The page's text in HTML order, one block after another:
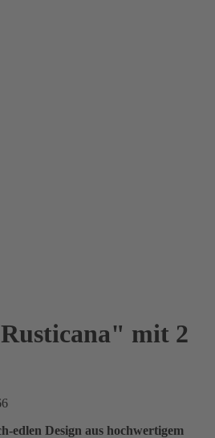
mit 2
edlen Design aus hochwertigem